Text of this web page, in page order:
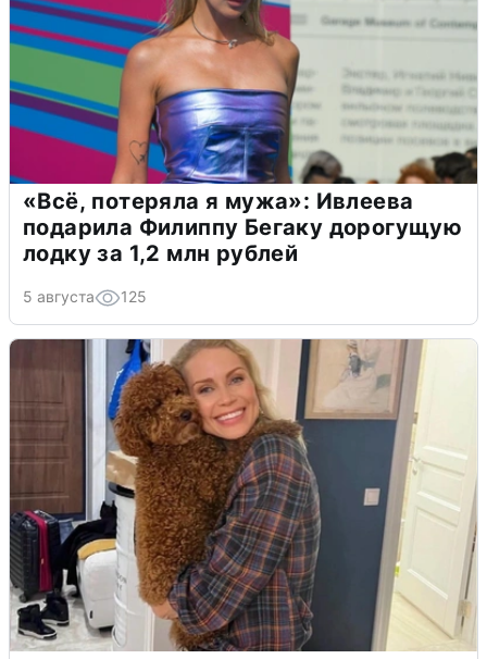
«Всё, потеряла я мужа»: Ивлеева
подарила Филиппу Бегаку дорогущую
лодку за 1,2 млн рублей
5 августа 125